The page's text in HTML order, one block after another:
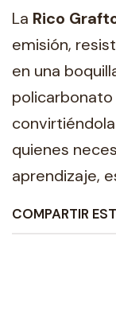
La Rico
emisión,
en una
quienes
aprendizaje,
COMPARTIR